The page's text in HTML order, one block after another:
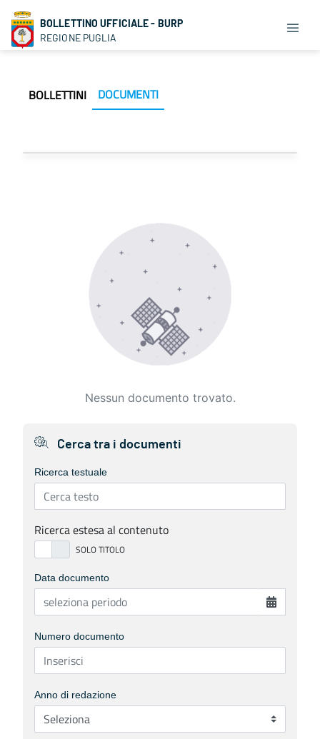
BOLLETTINO UFFICIALE - BURP
REGIONE PUGLIA
BOLLETTINI DOCUMENTI
Nessun documento trovato.
Cerca tra i documenti
Ricerca testuale
Ricerca estesa al contenuto
Data documento
Numero documento
Anno di redazione